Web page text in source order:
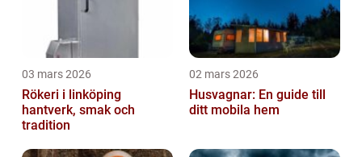
03 mars 2026
Rökeri i linköping
hantverk, smak och
tradition
02 mars 2026
Husvagnar: En guide till
ditt mobila hem